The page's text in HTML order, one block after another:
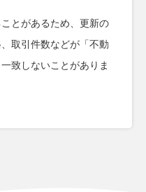
とがあるため、更新の
取引件数などが「不動
致しないことがありま